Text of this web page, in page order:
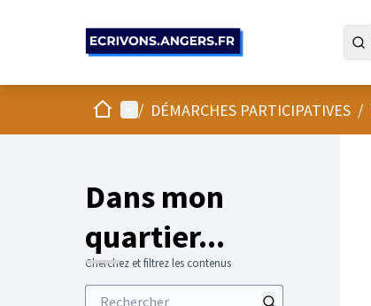
AccueilMenu principal
/ DÉMARCHES PARTICIPATIVES /
Dans mon
quartier...
Cherchez et filtrez les contenus